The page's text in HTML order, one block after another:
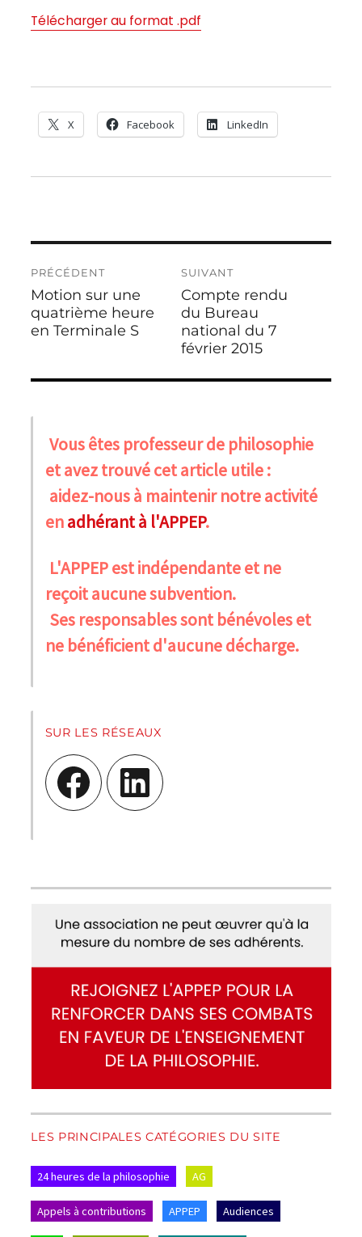
Télécharger au format .pdf
X Facebook LinkedIn
de
l’article
PRÉCÉDENT
Publication
précédente :
Motion sur une
quatrième heure
en Terminale S
SUIVANT
Publication
suivante :
Compte rendu
du Bureau
national du 7
février 2015
Vous êtes professeur de philosophie
et avez trouvé cet article utile :
aidez-nous à maintenir notre activité
enadhérant à l'APPEP.
L'APPEP est indépendante et ne
reçoit aucune subvention.
Ses responsables sont bénévoles et
ne bénéficient d'aucune décharge.
SUR LES RÉSEAUX
Facebook LinkedIn
LES PRINCIPALES CATÉGORIES DU SITE
24 heures de la philosophie AG
Appels à contributions APPEP Audiences